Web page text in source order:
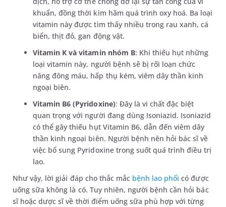
khuẩn, đồng thời kìm hãm quá trình oxy hoá. Ba loại
vitamin này được tìm thấy nhiều trong rau xanh, cá
biển, thịt đỏ, gan động vật.
Vitamin K và vitamin nhóm B: Khi thiếu hụt những
loại vitamin này, người bệnh sẽ bị rối loạn chức
năng đông máu, hấp thụ kém, viêm dây thần kinh
ngoại biên.
Vitamin B6 (Pyridoxine): Đây là vi chất đặc biệt
quan trọng với người đang dùng Isoniazid. Isoniazid
có thể gây thiếu hụt Vitamin B6, dẫn đến viêm dây
thần kinh ngoại biên. Người bệnh nên hỏi bác sĩ về
việc bổ sung Pyridoxine trong suốt quá trình điều trị
lao.
Như vậy, lời giải đáp cho thắc mắc bệnh lao phổi có được
uống sữa không là có. Tuy nhiên, người bệnh cần hỏi bác
sĩ hoặc dược sĩ về thời điểm uống sữa phù hợp với từng